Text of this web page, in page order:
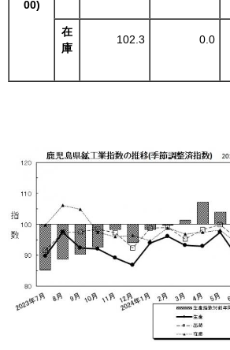
00)
在
庫
102.3 0.0